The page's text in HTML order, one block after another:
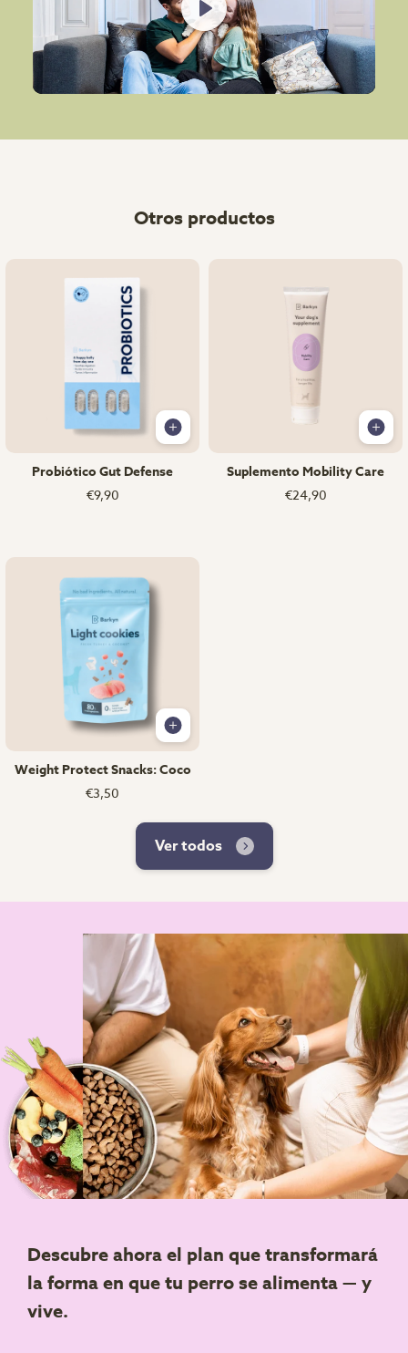
Play
Otros productos
Probiótico Gut Defense
€9,90
Suplemento Mobility Care
€24,90
Weight Protect Snacks: Coco
€3,50
Ver todos
Descubre ahora el plan que transformará
la forma en que tu perro se alimenta — y
vive.